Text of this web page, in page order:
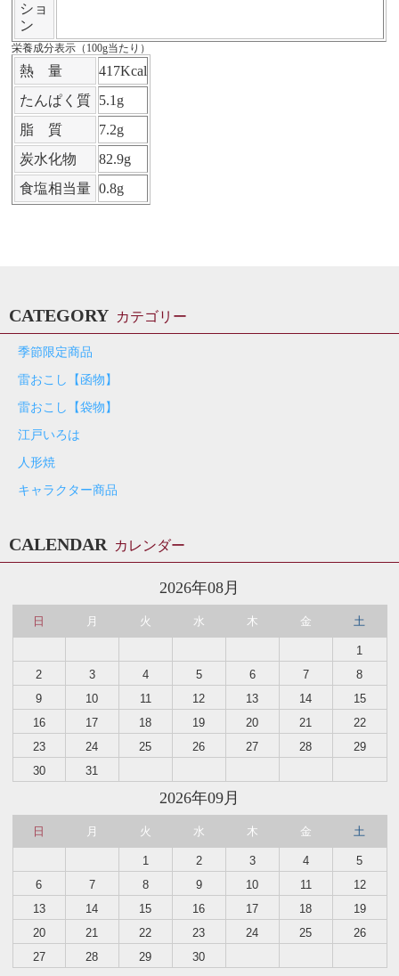
ショ
ン
栄養成分表示（100g当たり）
熱 量
417Kcal
たんぱく質 5.1g
脂 質
7.2g
炭水化物
82.9g
食塩相当量 0.8g
CATEGORY カテゴリー
季節限定商品
雷おこし【函物】
雷おこし【袋物】
江戸いろは
人形焼
キャラクター商品
CALENDAR カレンダー
2026年08月
日 月 火 水 木 金 土
1
2
3 4 5 6 7
8
9
10 11 12 13 14
15
16
17 18 19 20 21
22
23
24 25 26 27 28
29
30
31
2026年09月
日 月 火 水 木 金 土
1 2 3 4
5
6
7 8 9 10 11
12
13
14 15 16 17 18
19
20
21 22 23 24 25
26
27
28 29 30